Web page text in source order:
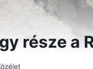
része a